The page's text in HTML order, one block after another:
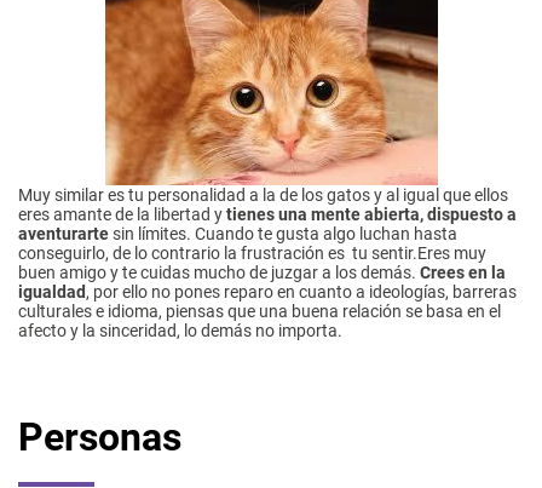
Muy similar es tu personalidad a la de los gatos y al igual que ellos
eres amante de la libertad ytienes una mente abierta, dispuesto a
aventurartesin límites. Cuando te gusta algo luchan hasta
conseguirlo, de lo contrario la frustración es tu sentir.Eres muy
buen amigo y te cuidas mucho de juzgar a los demás. Crees en la
igualdad, por ello no pones reparo en cuanto a ideologías, barreras
culturales e idioma, piensas que una buena relación se basa en el
afecto y la sinceridad, lo demás no importa.
Personas